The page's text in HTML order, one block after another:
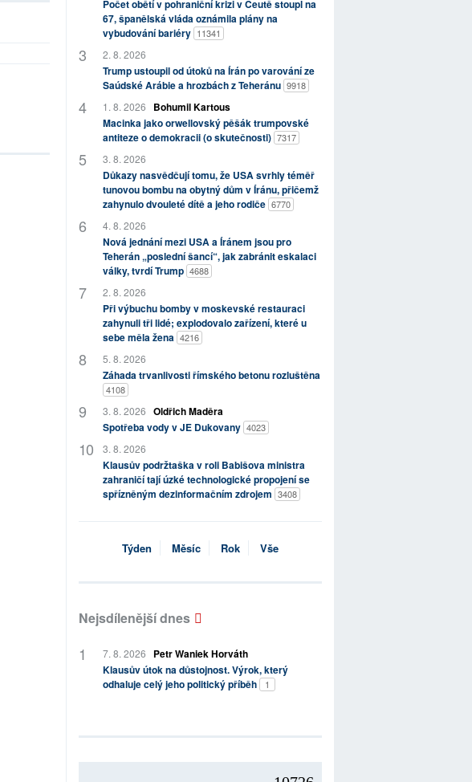
Počet obětí v pohraniční krizi v Ceutě stoupl na
67, španělská vláda oznámila plány na
vybudování bariéry 11341
2. 8. 2026
Trump ustoupil od útoků na Írán po varování ze
Saúdské Arábie a hrozbách z Teheránu 9918
1. 8. 2026
Bohumil Kartous
Macinka jako orwellovský pěšák trumpovské
antiteze o demokracii (o skutečnosti) 7317
3. 8. 2026
Důkazy nasvědčují tomu, že USA svrhly téměř
tunovou bombu na obytný dům v Íránu, přičemž
zahynulo dvouleté dítě a jeho rodiče 6770
4. 8. 2026
Nová jednání mezi USA a Íránem jsou pro
Teherán „poslední šancí“, jak zabránit eskalaci
války, tvrdí Trump 4688
2. 8. 2026
Při výbuchu bomby v moskevské restauraci
zahynuli tři lidé; explodovalo zařízení, které u
sebe měla žena 4216
5. 8. 2026
Záhada trvanlivosti římského betonu rozluštěna
4108
3. 8. 2026 Oldřich Maděra
Spotřeba vody v JE Dukovany 4023
3. 8. 2026
Klausův podržtaška v roli Babišova ministra
zahraničí tají úzké technologické propojení se
spřízněným dezinformačním zdrojem 3408
Týden Měsíc Rok Vše
Nejsdílenější dnes
7. 8. 2026
Petr Waniek Horváth
Klausův útok na důstojnost. Výrok, který
odhaluje celý jeho politický příběh
1